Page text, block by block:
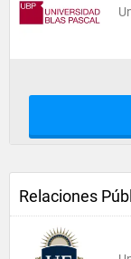
Relaciones